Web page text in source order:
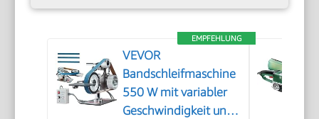
EMPFEHLUNG
VEVOR
Bandschleifmaschine
550 W mit variabler
Geschwindigkeit und